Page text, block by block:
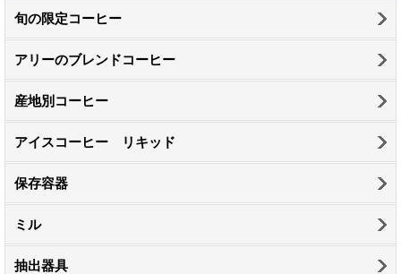
旬の限定コーヒー
アリーのブレンドコーヒー
産地別コーヒー
アイスコーヒー リキッド
保存容器
ミル
抽出器具